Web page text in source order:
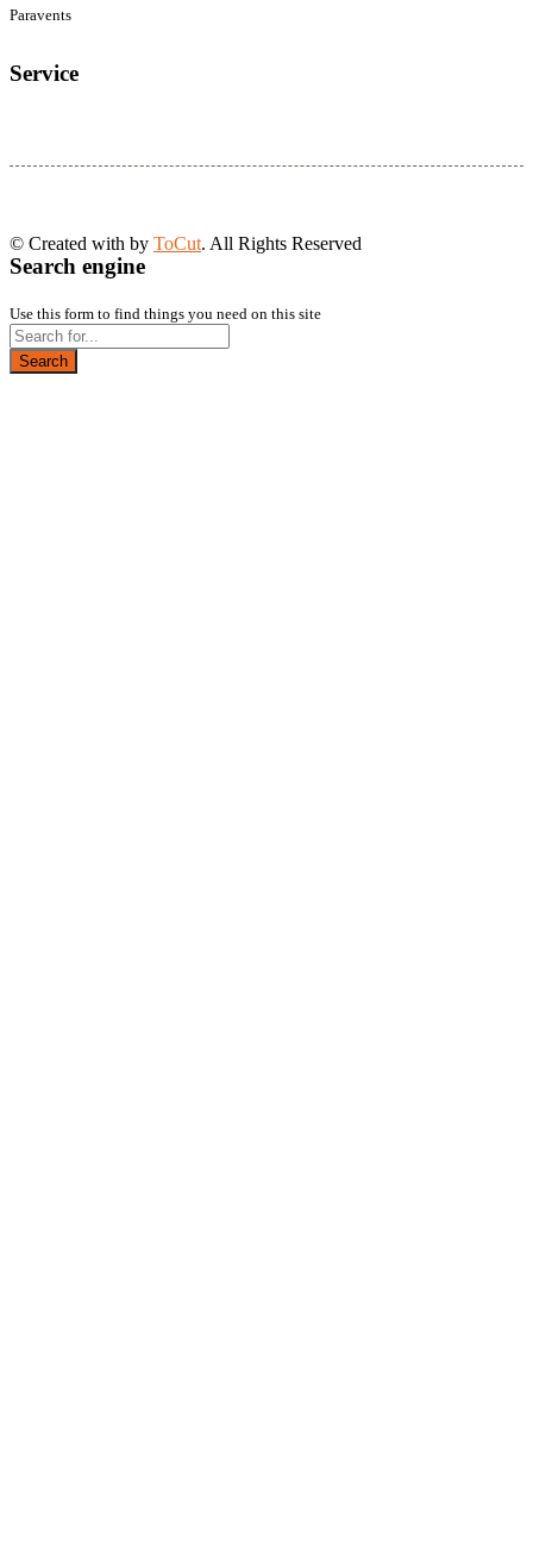
Paravents
Service
© Created with by ToCut. All Rights Reserved
Search engine
Use this form to find things you need on this site
Search